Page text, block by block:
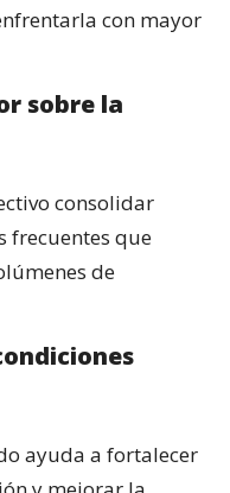
con mayor
sobre la
consolidar
frecuentes que
de
ayuda a fortalecer